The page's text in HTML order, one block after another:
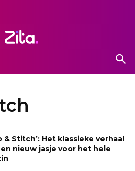
& Stitch’: Het klassieke verhaal
nieuw jasje voor het hele